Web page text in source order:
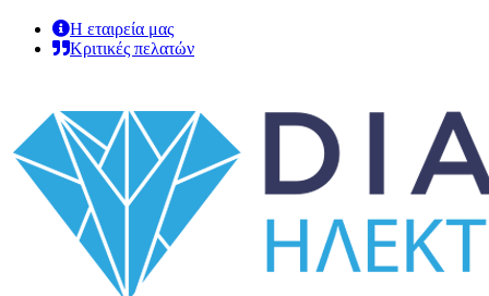
Η εταιρεία μας
Κριτικές πελατών